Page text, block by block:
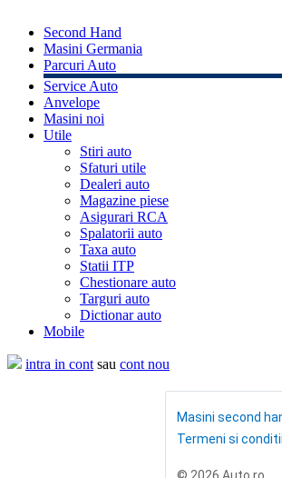
Second Hand
Masini Germania
Parcuri Auto
Service Auto
Anvelope
Masini noi
Utile
Stiri auto
Sfaturi utile
Dealeri auto
Magazine piese
Asigurari RCA
Spalatorii auto
Taxa auto
Statii ITP
Chestionare auto
Targuri auto
Dictionar auto
Mobile
intra in cont sau cont nou
Masini second
Termeni si conditii
© 2026 Auto.ro